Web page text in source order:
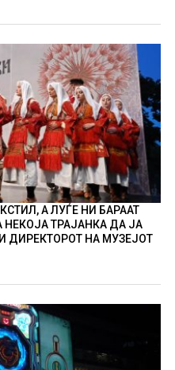
А ЛУЃЕ НИ БАРААТ
НЕКОЈА ТРАЈАНКА ДА ЈА
ДИРЕКТОРОТ НА МУЗЕЈОТ